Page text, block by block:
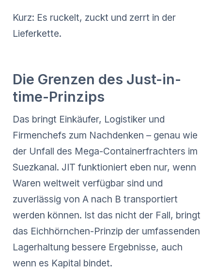
Kurz: Es ruckelt, zuckt und zerrt in der
Lieferkette.
Die Grenzen des Just-in-
time-Prinzips
Das bringt Einkäufer, Logistiker und
Firmenchefs zum Nachdenken – genau wie
der Unfall des Mega-Containerfrachters im
Suezkanal. JIT funktioniert eben nur, wenn
Waren weltweit verfügbar sind und
zuverlässig von A nach B transportiert
werden können. Ist das nicht der Fall, bringt
das Eichhörnchen-Prinzip der umfassenden
Lagerhaltung bessere Ergebnisse, auch
wenn es Kapital bindet.